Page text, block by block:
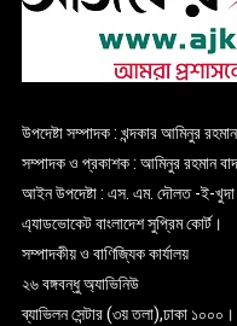
উপদেষ্টা সম্পাদক : খন্দকার আমিনুর রহমান
সম্পাদক ও প্রকাশক : আমিনুর রহমান
আইন উপদেষ্টা : এস. এম. দৌলত -ই-খুদা
এ্যাডভোকেট বাংলাদেশ সুপ্রিম কোর্ট।
সম্পাদকীয় ও বাণিজ্যিক কার্যালয়
২৬ বঙ্গবন্ধু অ্যাভিনিউ
ব্যাভিলন সেন্টার (৩য় তলা),ঢাকা ১০০০।